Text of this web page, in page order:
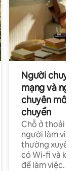
Người
mạng và
chuyên môn
chuyển
Chỗ ở thoải
người làm việc
thường xuyên
có Wi-fi và
để làm việc.